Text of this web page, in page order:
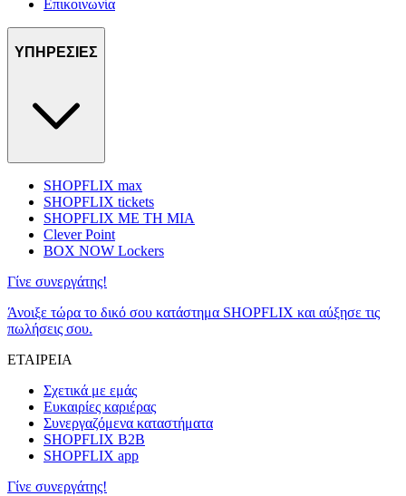
Επικοινωνία
ΥΠΗΡΕΣΙΕΣ
SHOPFLIX max
SHOPFLIX tickets
SHOPFLIX ΜΕ ΤΗ ΜΙΑ
Clever Point
BOX NOW Lockers
Γίνε συνεργάτης!
Άνοιξε τώρα το δικό σου κατάστημα SHOPFLIX και αύξησε τις
πωλήσεις σου.
ΕΤΑΙΡΕΙΑ
Σχετικά με εμάς
Ευκαιρίες καριέρας
Συνεργαζόμενα καταστήματα
SHOPFLIX B2B
SHOPFLIX app
Γίνε συνεργάτης!